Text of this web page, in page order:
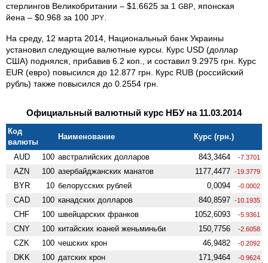
стерлингов Великобритании – $1.6625 за 1 GBP , японская
йена – $0.968 за 100 JPY
На среду, 12 марта 2014, Национальный банк Украины
установил следующие валютные курсы. Курс USD (доллар
США) поднялся, прибавив 6.2 коп., и составил 9.2975 грн. Курс
EUR (евро) повысился до 12.877 грн. Курс RUB (российский
рубль) также повысился до 0.2554 грн.
Официальный валютный курс НБУ на 11.03.2014
Код
валюты
Наименование Курс (грн.)
AUD 100 австралийских долларов 843,3464 -7.3701
AZN 100 азербайджанских манатов 1177,4477 -19.3779
BYR 10 белорусских рублей 0,0094 -0.0002
CAD 100 канадских долларов 840,8597 -10.1935
CHF 100 швейцарских франков 1052,6093 -5.9361
CNY 100 китайских юаней женьминьби 150,7756 -2.6058
CZK 100 чешских крон 46,9482 -0.2092
DKK 100 датских крон 171,9464 -0.9624